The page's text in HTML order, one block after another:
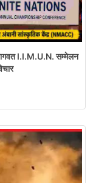
I.I.M.U.N. सम्मेलन